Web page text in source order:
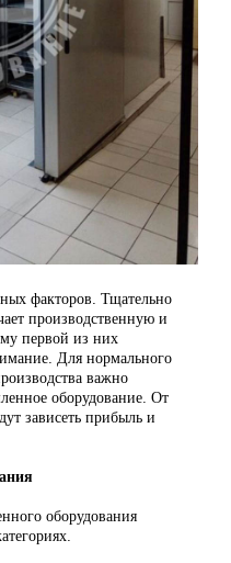
факторов. Тщательно
производственную и
первой из них
Для нормального
важно
оборудование. От
зависеть прибыль и
оборудования